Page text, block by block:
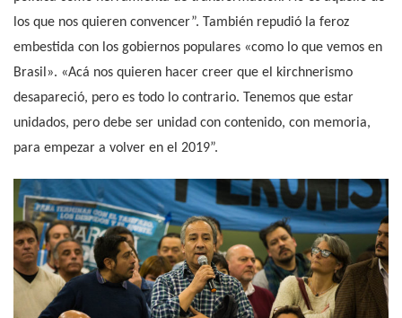
los que nos quieren convencer”. También repudió la feroz
embestida con los gobiernos populares «como lo que vemos en
Brasil». «Acá nos quieren hacer creer que el kirchnerismo
desapareció, pero es todo lo contrario. Tenemos que estar
unidados, pero debe ser unidad con contenido, con memoria,
para empezar a volver en el 2019”.